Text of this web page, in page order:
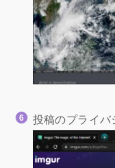
投稿のプライバ